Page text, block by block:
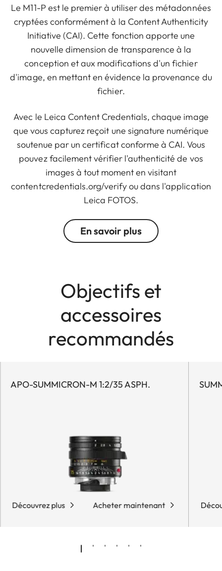
Le M11-P est le premier à utiliser des métadonnées
cryptées conformément à la Content Authenticity
Initiative (CAI). Cette fonction apporte une
nouvelle dimension de transparence à la
conception et aux modifications d'un fichier
d'image, en mettant en évidence la provenance du
fichier.
Avec le Leica Content Credentials, chaque image
que vous capturez reçoit une signature numérique
soutenue par un certificat conforme à CAI. Vous
pouvez facilement vérifier l'authenticité de vos
images à tout moment en visitant
contentcredentials.org/verify ou dans l'application
Leica FOTOS.
En savoir plus
Objectifs et
accessoires
recommandés
APO-SUMMICRON-M 1:2/35 ASPH.
Découvrez plus Acheter maintenant